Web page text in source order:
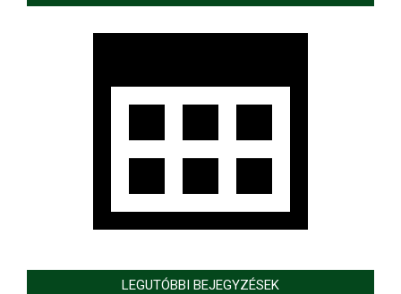
LEGUTÓBBI BEJEGYZÉSEK